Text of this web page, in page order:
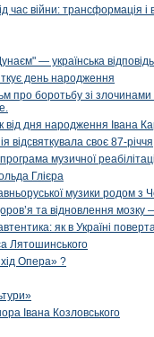
час війни: трансформація і
— українська
день народження
про боротьбу зі
від дня народження Івана
відсвяткувала своє 87-річчя
музичної
Глієра
музики родом з
та відновлення мозку
як в Україні
Лятошинського
Опера» ?
Івана Козловського